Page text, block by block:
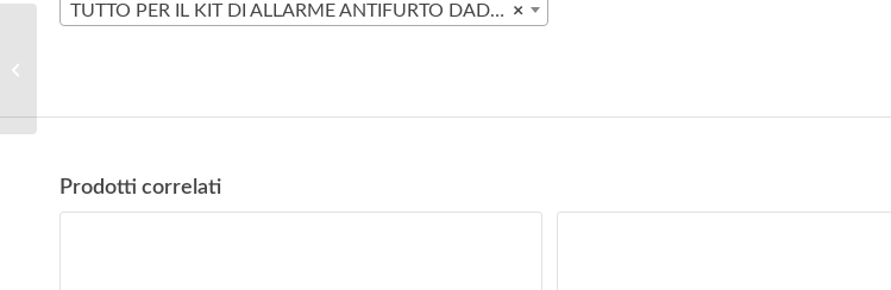
×
TUTTO PER IL KIT DI ALLARME ANTIFURTO DADVU DV-10GTD
Prodotti correlati